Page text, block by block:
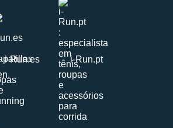
i-Run.es i-Run.pt